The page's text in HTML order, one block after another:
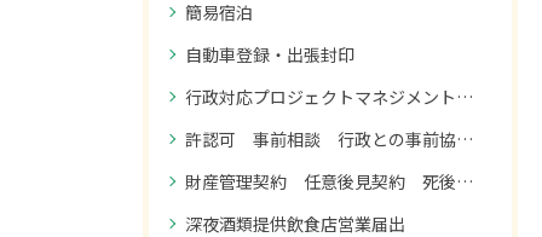
簡易宿泊
自動車登録・出張封印
行政対応プロジェクトマネジメント 御社のプロジェクトで、行政とのやり取りを誰が全体管理されていますか？
許認可 事前相談 行政との事前協議・調整
財産管理契約 任意後見契約 死後事務委任契約
深夜酒類提供飲食店営業届出